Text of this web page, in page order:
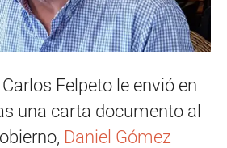
Felpeto le envió en
una carta documento al
Daniel Gómez